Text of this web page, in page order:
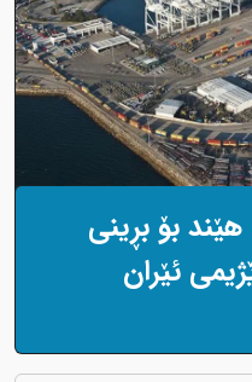
هێند بۆ بڕینی
ئێران